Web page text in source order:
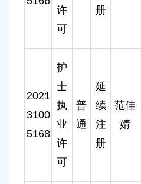
许
可
册
2021
3100
5168
护
士
执
业
许
可
普
通
延
续
注
册
范佳
婧